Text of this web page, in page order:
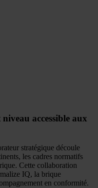
accessible aux
stratégique découle
les cadres normatifs
Cette collaboration
IQ, la brique
en conformité.